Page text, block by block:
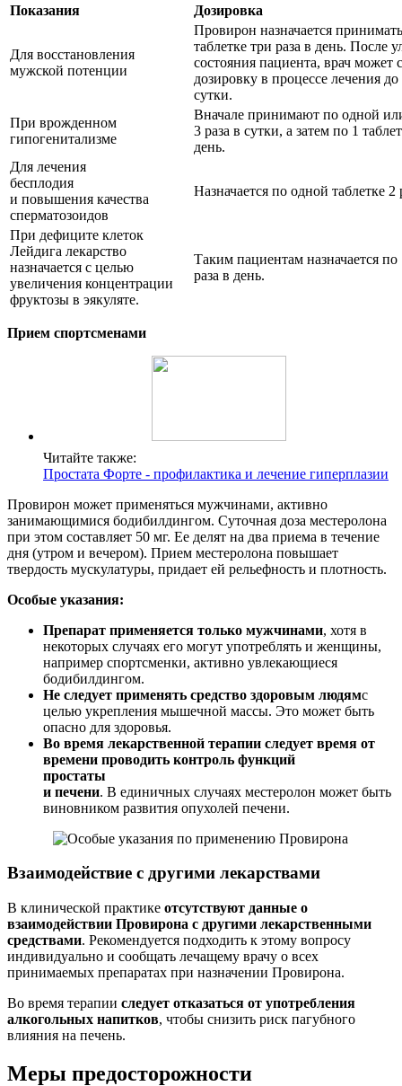
Показания
Дозировка
Для восстановления
мужской потенции
Провирон назначается
таблетке три раза в день. После
состояния пациента, врач может
дозировку в процессе лечения до
сутки.
При врожденном
гипогенитализме
Вначале принимают по одной
3 раза в сутки, а затем по 1
день.
Для лечения
бесплодия
и повышения качества
сперматозоидов
Назначается по одной таблетке 2
При дефиците клеток
Лейдига лекарство
назначается с целью
увеличения концентрации
фруктозы в эякуляте.
Таким пациентам назначается по
раза в день.
Прием спортсменами
Читайте также:
Простата Форте - профилактика и лечение гиперплазии
Провирон может применяться мужчинами, активно
занимающимися бодибилдингом. Суточная доза местеролона
при этом составляет 50 мг. Ее делят на два приема в течение
дня (утром и вечером). Прием местеролона повышает
твердость мускулатуры, придает ей рельефность и плотность.
Особые указания:
Препарат применяется только мужчинами, хотя в
некоторых случаях его могут употреблять и женщины,
например спортсменки, активно увлекающиеся
бодибилдингом.
Не следует применять средство здоровым людямс
целью укрепления мышечной массы. Это может быть
опасно для здоровья.
Во время лекарственной терапии следует время от
времени проводить контроль функций
простаты
и печени. В единичных случаях местеролон может быть
виновником развития опухолей печени.
Взаимодействие с другими лекарствами
В клинической практике отсутствуют данные о
взаимодействии Провирона с другими лекарственными
средствами. Рекомендуется подходить к этому вопросу
индивидуально и сообщать лечащему врачу о всех
принимаемых препаратах при назначении Провирона.
Во время терапии следует отказаться от употребления
алкогольных напитков, чтобы снизить риск пагубного
влияния на печень.
Меры предосторожности